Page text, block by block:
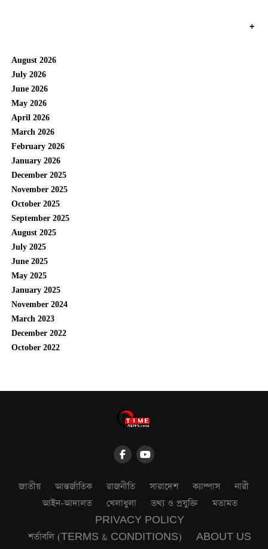
+
August 2026
July 2026
June 2026
May 2026
April 2026
March 2026
February 2026
January 2026
December 2025
November 2025
October 2025
September 2025
August 2025
July 2025
June 2025
May 2025
January 2025
November 2024
March 2023
December 2022
October 2022
জাতীয় আন্তর্জাতিক রাজনীতি সারাদেশ ক্যাম্পাস
নারী
আইন-আদালত
খেলাধুলা তথ্য ও প্রযুক্তি
মতামত
PRIVACY POLICY
শর্তাবলি (TERMS & CONDITIONS)
ABOUT US